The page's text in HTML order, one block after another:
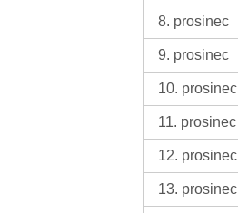
8. prosinec
9. prosinec
10. prosinec
11. prosinec
12. prosinec
13. prosinec